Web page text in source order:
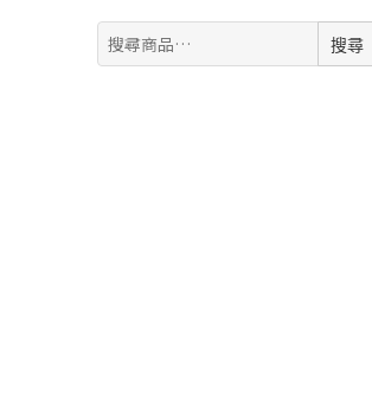
搜
尋:
搜尋